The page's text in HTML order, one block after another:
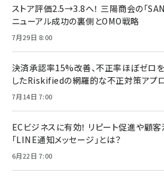
ストア評価2.5→3.8へ！ 三陽商会の「
ニューアル成功の裏側とOMO戦略
7月29日 8:00
決済承認率15%改善、不正率ほぼゼロを
したRiskifiedの網羅的な不正対策アプ
7月14日 7:00
ECビジネスに有効！ リピート促進や顧
「LINE通知メッセージ」とは？
6月22日 7:00